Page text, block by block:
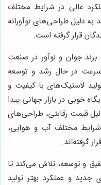
عالی در شرایط مختلف
به دلیل طراحی‌های نوآورانه
قرار گرفته است.
جوان و نوآور در صنعت
در حال رشد و توسعه
لاستیک‌های با کیفیت و
خوبی در بازار جهانی پیدا
قیمت رقابتی، طراحی‌های
مختلف آب و هوایی،
گرفته‌اند.
و توسعه، تلاش می‌کند تا
جدید و عملکرد بهتر تولید